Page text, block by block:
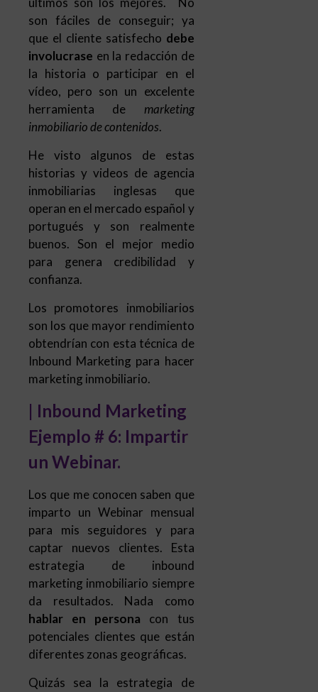
son fáciles de conseguir; ya
que el cliente satisfecho debe
involucrase en la redacción de
la historia o participar en el
vídeo, pero son un excelente
herramienta de marketing
inmobiliario de contenidos.
He visto algunos de estas
historias y videos de agencia
inmobiliarias inglesas que
operan en el mercado español y
portugués y son realmente
buenos. Son el mejor medio
para genera credibilidad y
confianza.
Los promotores inmobiliarios
son los que mayor rendimiento
obtendrían con esta técnica de
Inbound Marketing para hacer
marketing inmobiliario.
| Inbound Marketing
Ejemplo # 6: Impartir
un Webinar.
Los que me conocen saben que
imparto un Webinar mensual
para mis seguidores y para
captar nuevos clientes. Esta
estrategia de inbound
marketing inmobiliario siempre
da resultados. Nada como
hablar en persona con tus
potenciales clientes que están
diferentes zonas geográficas.
Quizás sea la estrategia de